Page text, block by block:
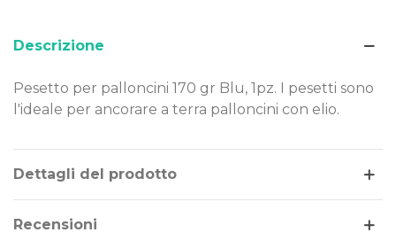
Descrizione
Pesetto per palloncini 170 gr Blu, 1pz. I pesetti sono
l'ideale per ancorare a terra palloncini con elio.
Dettagli del prodotto
Recensioni